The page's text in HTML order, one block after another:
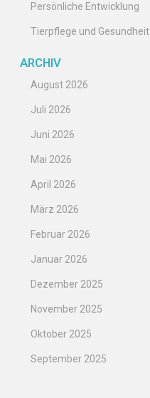
Persönliche Entwicklung
Tierpflege und Gesundheit
ARCHIV
August 2026
Juli 2026
Juni 2026
Mai 2026
April 2026
März 2026
Februar 2026
Januar 2026
Dezember 2025
November 2025
Oktober 2025
September 2025